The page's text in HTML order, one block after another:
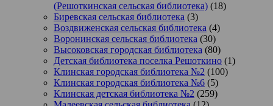
(Решоткинская сельская библиотека) (18)
Биревская сельская библиотека (3)
Воздвиженская сельская библиотека (4)
Воронинская сельская библиотека (30)
Высоковская городская библиотека (80)
Детская библиотека поселка Решоткино (1)
Клинская городская библиотека №2 (100)
Клинская городская библиотека №6 (5)
Клинская детская библиотека №2 (259)